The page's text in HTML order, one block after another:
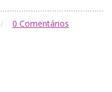
/ 0 Comentários